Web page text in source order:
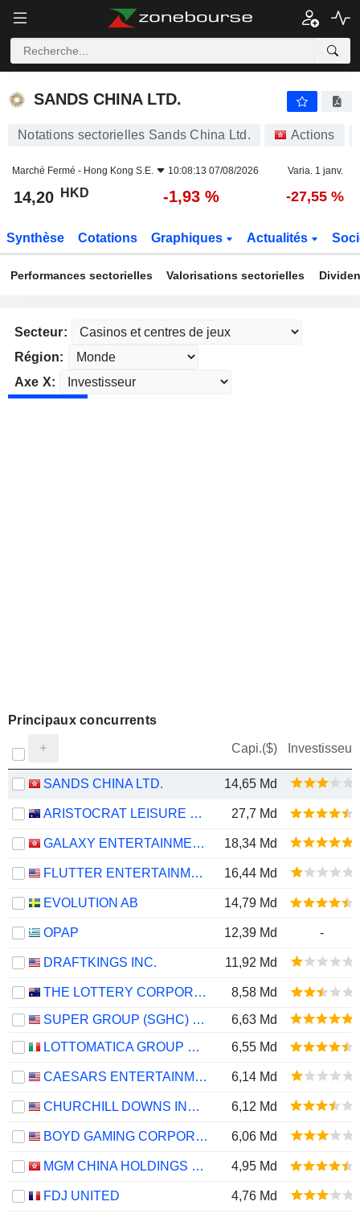
SANDS CHINA LTD.
SANDS CHINA LTD.
Notations sectorielles Sands China Ltd. Actions
Marché Fermé - Hong Kong S.E. 10:08:13 07/08/2026 Varia. 1 janv.
14,20 HKD -1,93 % -27,55 %
Synthèse Cotations Graphiques Actualités
Performances sectorielles Valorisations sectorielles
Secteur:
Région:
Axe X:
Principaux concurrents
Capi.($) Investisseur
SANDS CHINA LTD. 14,65 Md
ARISTOCRAT LEISURE LIMITED 27,7 Md
GALAXY ENTERTAINMENT GROUP LIMITED 18,34 Md
FLUTTER ENTERTAINMENT PLC 16,44 Md
EVOLUTION AB 14,79 Md
OPAP 12,39 Md -
DRAFTKINGS INC. 11,92 Md
THE LOTTERY CORPORATION LIMITED
8,58 Md
SUPER GROUP (SGHC) LIMITED
6,63 Md
LOTTOMATICA GROUP S.P.A.
6,55 Md
CAESARS ENTERTAINMENT, INC. 6,14 Md
CHURCHILL DOWNS INCORPORATED 6,12 Md
BOYD GAMING CORPORATION 6,06 Md
MGM CHINA HOLDINGS LIMITED 4,95 Md
FDJ UNITED 4,76 Md